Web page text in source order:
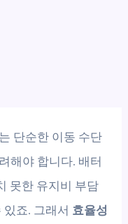
단순한 이동 수단
해야 합니다. 배터
못한 유지비 부담
죠. 그래서 효율성